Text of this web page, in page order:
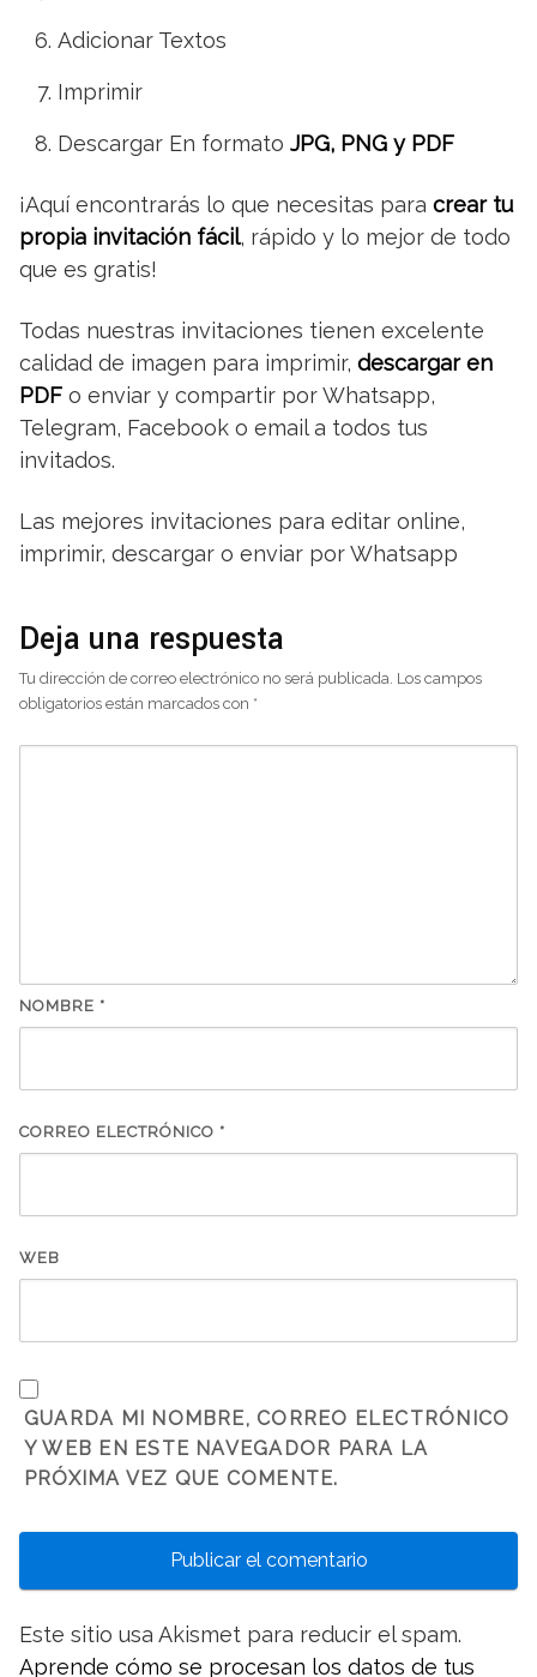
Adicionar Textos
Imprimir
Descargar En formato JPG, PNG y PDF
¡Aquí encontrarás lo que necesitas para crear tu
propia invitación fácil, rápido y lo mejor de todo
que es gratis!
Todas nuestras invitaciones tienen excelente
calidad de imagen para imprimir, descargar en
PDF o enviar y compartir por Whatsapp,
Telegram, Facebook o email a todos tus
invitados.
Las mejores invitaciones para editar online,
imprimir, descargar o enviar por Whatsapp
Deja una respuesta
Tu dirección de correo electrónico no será publicada. Los campos
obligatorios están marcados con *
NOMBRE *
CORREO ELECTRÓNICO *
WEB
GUARDA MI NOMBRE, CORREO ELECTRÓNICO
Y WEB EN ESTE NAVEGADOR PARA LA
PRÓXIMA VEZ QUE COMENTE.
Este sitio usa Akismet para reducir el spam.
Aprende cómo se procesan los datos de tus